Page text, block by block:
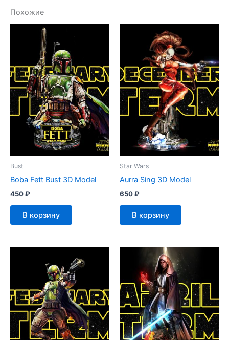
Похожие
Bust
Boba Fett Bust 3D Model
450₽
В корзину
Star Wars
Aurra Sing 3D Model
650₽
В корзину